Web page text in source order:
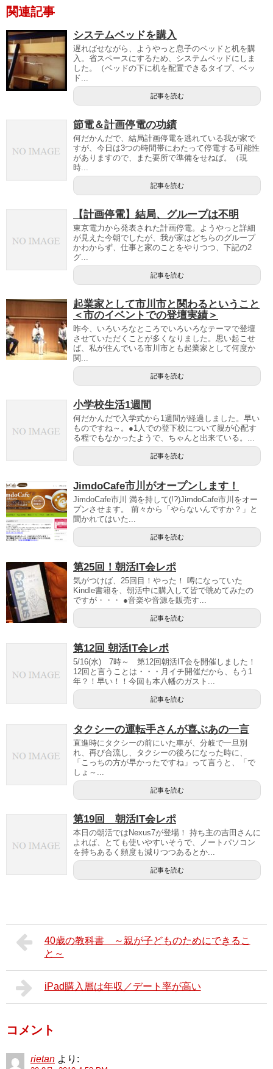
関連記事
システムベッドを購入
遅ればせながら、ようやっと息子のベッドと机を購
入。省スペースにするため、システムベッドにしま
した。（ベッドの下に机を配置できるタイプ、ベッ
ド...
記事を読む
節電＆計画停電の功績
何だかんだで、結局計画停電を逃れている我が家で
すが、今日は3つの時間帯にわたって停電する可能性
がありますので、また要所で準備をせねば。（現
時...
記事を読む
【計画停電】結局、グループは不明
東京電力から発表された計画停電。ようやっと詳細
が見えた今朝でしたが、我が家はどちらのグループ
かわからず、仕事と家のことをやりつつ、下記の2
グ...
記事を読む
起業家として市川市と関わるということ
＜市のイベントでの登壇実績＞
昨今、いろいろなところでいろいろなテーマで登壇
させていただくことが多くなりました。思い起こせ
ば、私が住んでいる市川市とも起業家として何度か
関...
記事を読む
小学校生活1週間
何だかんだで入学式から1週間が経過しました。早い
ものですね～。●1人での登下校について親が心配す
る程でもなかったようで、ちゃんと出来ている。...
記事を読む
JimdoCafe市川がオープンします！
JimdoCafe市川 満を持して(!?)JimdoCafe市川をオー
プンさせます。 前々から「やらないんですか？」と
聞かれてはいた...
記事を読む
第25回！朝活IT会レポ
気がつけば、25回目！やった！ 噂になっていた
Kindle書籍を、朝活中に購入して皆で眺めてみたの
ですが・・・ ●音楽や音源を販売す...
記事を読む
第12回 朝活IT会レポ
5/16(水) 7時～ 第12回朝活IT会を開催しました！
12回と言うことは・・・月イチ開催だから、もう1
年？！早い！！今回も本八幡のガスト...
記事を読む
タクシーの運転手さんが喜ぶあの一言
直進時にタクシーの前にいた車が、分岐で一旦別
れ、再び合流し、タクシーの後ろになった時に、
「こっちの方が早かったですね」って言うと、「で
しょ～...
記事を読む
第19回 朝活IT会レポ
本日の朝活ではNexus7が登場！ 持ち主の吉田さんに
よれば、とても使いやすいそうで、ノートパソコン
を持ちあるく頻度も減りつつあるとか...
記事を読む
40歳の教科書 ～親が子どものためにできるこ
と～
iPad購入層は年収／デート率が高い
コメント
rietan より: